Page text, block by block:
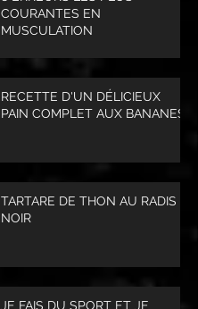
COURANTES EN
MUSCULATION
RECETTE D'UN DÉLICIEUX
PAIN COMPLET AUX BANANES
TARTARE DE THON AU RADIS
NOIR
JE FAIS DU SPORT ET JE